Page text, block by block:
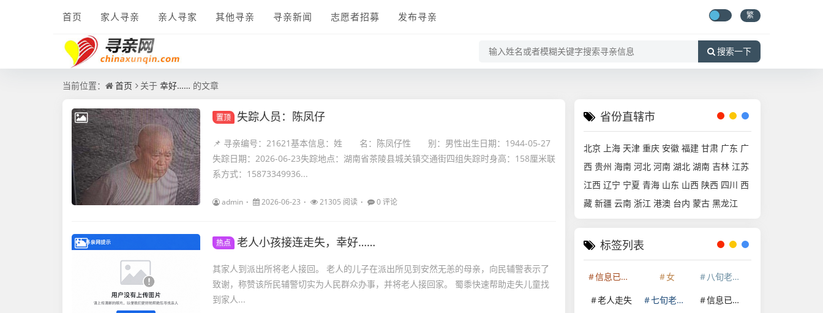
首页 家人寻亲 亲人寻家 其他寻亲 寻亲新闻 志愿者招募 发布寻亲 繁
搜索一下
当前位置： 首页 关于 幸好…… 的文章
置顶 失踪人员：陈凤仔
📌 寻亲编号：21621基本信息：姓 名：陈凤仔性 别：男性出生日期：1944-05-27
失踪日期：2026-06-23失踪地点：湖南省茶陵县城关镇交通街四组失踪时身高：158厘米联
系方式：15873349936...
admin 2026-06-23 21305 阅读 0 评论
热点 老人小孩接连走失，幸好……
其家人到派出所将老人接回。 老人的儿子在派出所见到安然无恙的母亲，向民辅警表示了
致谢，称赞该所民辅警切实为人民群众办事，并将老人接回家。 蜀黍快速帮助走失儿童找
到家人...
省份直辖市
北京 上海 天津 重庆 安徽 福建 甘肃 广东 广
西 贵州 海南 河北 河南 湖北 湖南 吉林 江苏
江西 辽宁 宁夏 青海 山东 山西 陕西 四川 西
藏 新疆 云南 浙江 港澳 台内 蒙古 黑龙江
标签列表
信息已经删除 女
八旬老人走失
老人走失
七旬老人走失
信息已删除